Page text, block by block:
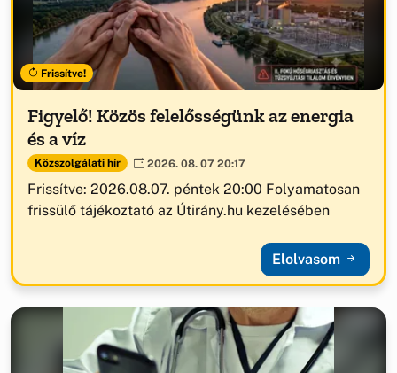
Frissítve!
Figyelő! Közös felelősségünk az energia
és a víz
Közszolgálati hír 2026. 08. 07 20:17
Frissítve: 2026.08.07. péntek 20:00 Folyamatosan
frissülő tájékoztató az Útirány.hu kezelésében
Elolvasom